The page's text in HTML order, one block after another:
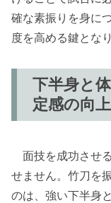
確な素振りを身に
度を高める鍵とな
下半身と
定感の向上
面技を成功させ
せません。竹刀を
のは、強い下半身